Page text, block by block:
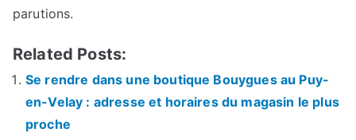
parutions.
Related Posts:
Se rendre dans une boutique Bouygues au Puy-
en-Velay : adresse et horaires du magasin le plus
proche